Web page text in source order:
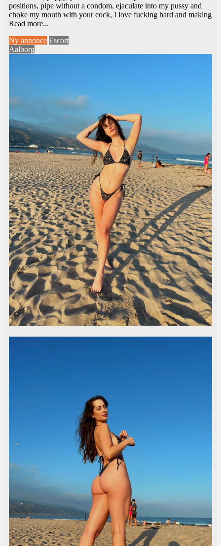
positions, pipe without a condom, ejaculate into my pussy and
choke my mouth with your cock, I love fucking hard and making
Read more...
Ny annonce Escort
Aalborg